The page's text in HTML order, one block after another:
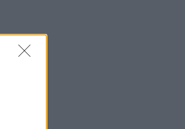
Συναγερμός για άνδρα περιπατητή που
ζήτησε τις πρώτες βοήθειες κοντά στο